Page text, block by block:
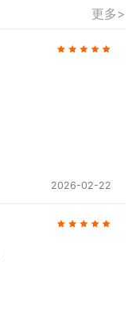
更多>
2026-02-22